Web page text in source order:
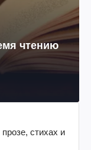
чтению
стихах и